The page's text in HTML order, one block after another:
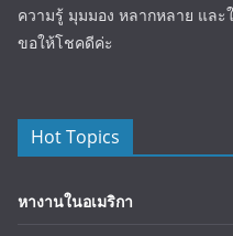
ความรู้ มุมมอง หลากหลาย และ
ขอให้โชคดีค่ะ
Hot Topics
หางานในอเมริกา